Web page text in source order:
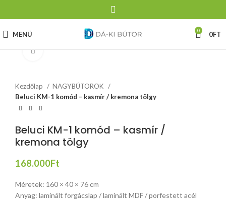
MENÜ 0 0FT
Kezdőlap
NAGYBÚTOROK
Beluci KM-1 komód – kasmír / kremona tölgy
Beluci KM-1 komód – kasmír /
kremona tölgy
168.000Ft
Méretek: 160 × 40 × 76 cm
Anyag: laminált forgácslap / laminált MDF / porfestett acél